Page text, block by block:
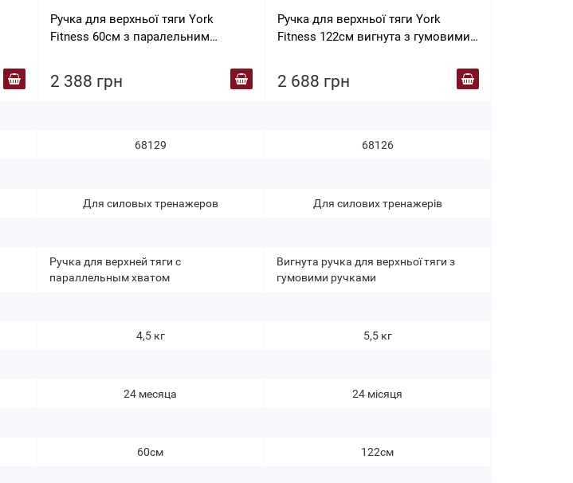
Ручка для верхньої тяги York
Fitness 60см з паралельним
рукоятками, хром
2 388 грн
68129
Для силовых тренажеров
Ручка для верхней тяги с
параллельным хватом
4,5 кг
24 месяца
60см
Ручка для верхньої тяги York
Fitness 122см вигнута з гумовими
2 688 грн
68126
Для силових тренажерів
Вигнута ручка для верхньої тяги з
гумовими ручками
5,5 кг
24 місяця
122см